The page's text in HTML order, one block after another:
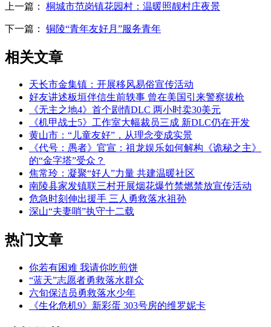
上一篇： 桐城市范岗镇花园村：温暖照靓村庄夜景
下一篇： 铜陵“青年友好月”服务青年
相关文章
天长市金集镇：开展移风易俗宣传活动
好友讲述板垣伴信生前轶事 曾在美国引来警察拔枪
《无主之地4》首个剧情DLC 两小时卖30美元
《机甲战士5》工作室大幅裁员三成 新DLC仍在开发
黄山市：“儿童友好”，从理念变成实景
《代号：愚者》官宣：祖龙娱乐如何解构《诡秘之主》
的“金字塔”受众？
焦常玲：凝聚“好人”力量 共建温暖社区
南陵县家发镇联三村开展烟花爆竹禁燃禁放宣传活动
危急时刻伸出援手 三人勇救落水祖孙
深山“夫妻哨”执守十二载
热门文章
你若有困难 我请你吃煎饼
“蓝天”志愿者勇救落水群众
六旬保洁员勇救落水少年
《生化危机9》新彩蛋 303号房的维罗妮卡